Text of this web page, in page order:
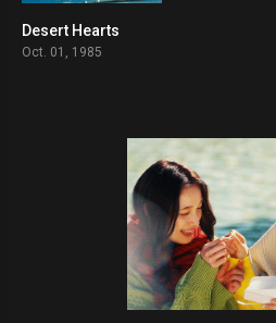
Desert Hearts
Oct. 01, 1985